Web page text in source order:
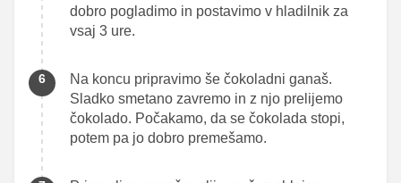
dobro pogladimo in postavimo v hladilnik za
vsaj 3 ure.
Na koncu pripravimo še čokoladni ganaš.
Sladko smetano zavremo in z njo prelijemo
čokolado. Počakamo, da se čokolada stopi,
potem pa jo dobro premešamo.